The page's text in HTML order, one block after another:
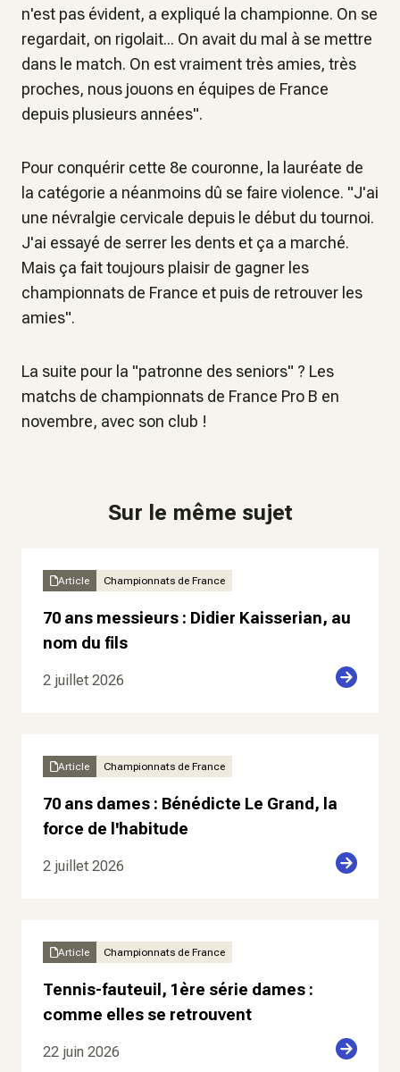
n'est pas évident, a expliqué la championne. On se
regardait, on rigolait... On avait du mal à se mettre
dans le match. On est vraiment très amies, très
proches, nous jouons en équipes de France
depuis plusieurs années".
Pour conquérir cette 8e couronne, la lauréate de
la catégorie a néanmoins dû se faire violence. "J'ai
une névralgie cervicale depuis le début du tournoi.
J'ai essayé de serrer les dents et ça a marché.
Mais ça fait toujours plaisir de gagner les
championnats de France et puis de retrouver les
amies".
La suite pour la "patronne des seniors" ? Les
matchs de championnats de France Pro B en
novembre, avec son club !
Sur le même sujet
Article Championnats de France
70 ans messieurs : Didier Kaisserian, au
nom du fils
2 juillet 2026
Article Championnats de France
70 ans dames : Bénédicte Le Grand, la
force de l'habitude
2 juillet 2026
Article Championnats de France
Tennis-fauteuil, 1ère série dames :
comme elles se retrouvent
22 juin 2026